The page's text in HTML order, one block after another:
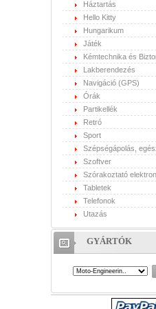
Háztartás
Hello Kitty
Hungarikum
Játék
Kémtechnika és
Lakberendezés
Navigáció (GPS)
Órák
Partikellék
Retró
Sport
Szépségápolás,
Szoftver
Szórakoztató
Tabletek
Telefonok
Utazás
GYÁRTÓK